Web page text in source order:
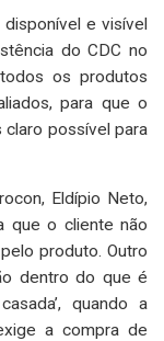
e visível
do CDC no
os produtos
para que o
possível para
Eldípio Neto,
que o cliente não
produto. Outro
dentro do que é
quando a
a compra de